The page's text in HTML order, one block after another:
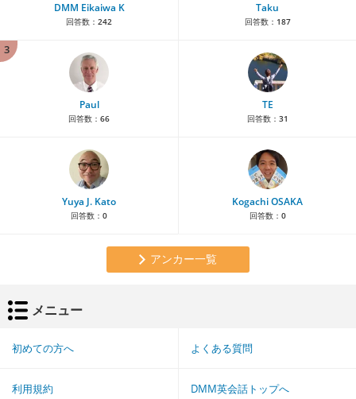
DMM Eikaiwa K
回答数： 242
Taku
回答数： 187
3
Paul
回答数： 66
TE
回答数： 31
Yuya J. Kato
回答数： 0
Kogachi OSAKA
回答数： 0
アンカー一覧
メニュー
初めての方へ よくある質問
利用規約 DMM英会話トップへ